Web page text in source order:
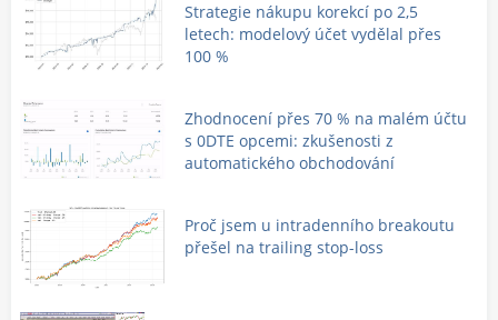
Strategie nákupu korekcí po 2,5
letech: modelový účet vydělal přes
100 %
Zhodnocení přes 70 % na malém účtu
s 0DTE opcemi: zkušenosti z
automatického obchodování
Proč jsem u intradenního breakoutu
přešel na trailing stop-loss